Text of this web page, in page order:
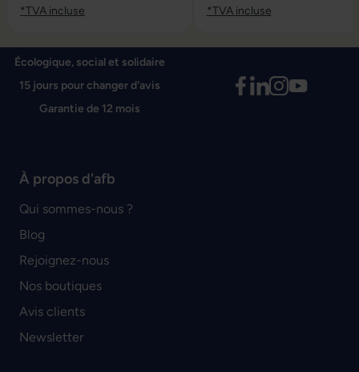
*TVA incluse *TVA incluse
Écologique, social et solidaire
15 jours pour changer d'avis
Garantie de 12 mois
À propos d'afb
Qui sommes-nous ?
Blog
Rejoignez-nous
Nos boutiques
Avis clients
Newsletter